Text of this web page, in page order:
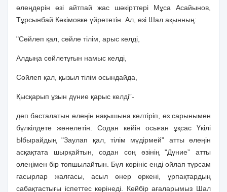
өлеңдерiн өзi айтпай жас шәкiрттерi Мұса Асайынов,
Тұрсынбай Кәкiмовке үйрететiн. Ал, өзi Шал ақынның:
"Сөйлеп қал, сөйле тiлiм, арыс келдi,
Алдыңа сөйлетұғын намыс келдi,
Сөйлеп қал, қызыл тiлiм осындайда,
Қысқарып ұзын дүние қарыс келдi”-
деп басталатын өлеңiн нақышына келтiрiп, өз сарынымен
бүлкiлдете жөнелетiн. Содан кейiн осыған ұқсас Үкiлi
Ыбырайдың "Заулап қал, тiлiм мүдiрмей” атты өлеңiн
асқақтата шырқайтын, содан соң өзiнiң "Дүние” атты
өлеңiмен бiр топшылайтын. Бұл көрiнiс ендi ойлап тұрсам
ғасырлар жалғасы, асыл өнер өркенi, ұрпақтардың
сабақтастығы iспеттес көрiнедi. Кейбiр ағаларымыз Шал